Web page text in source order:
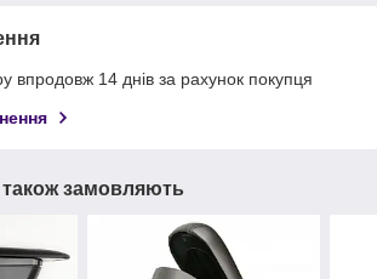
впродовж 14 днів за рахунок покупця
замовляють